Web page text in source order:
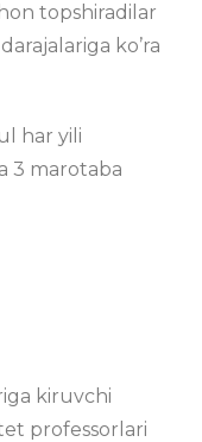
topshiradilar
ko’ra
har yili
3 marotaba
kiruvchi
professorlari